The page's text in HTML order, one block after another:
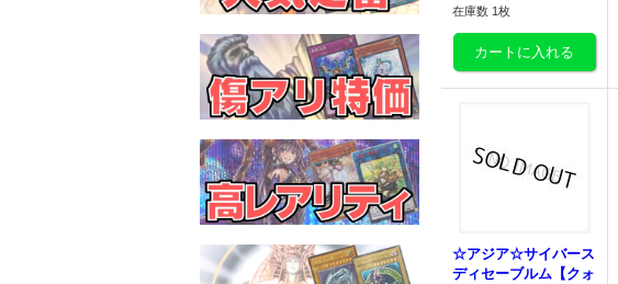
《融合》
在庫数 1枚
☆アジア☆サイバース
ディセーブルム【クォ